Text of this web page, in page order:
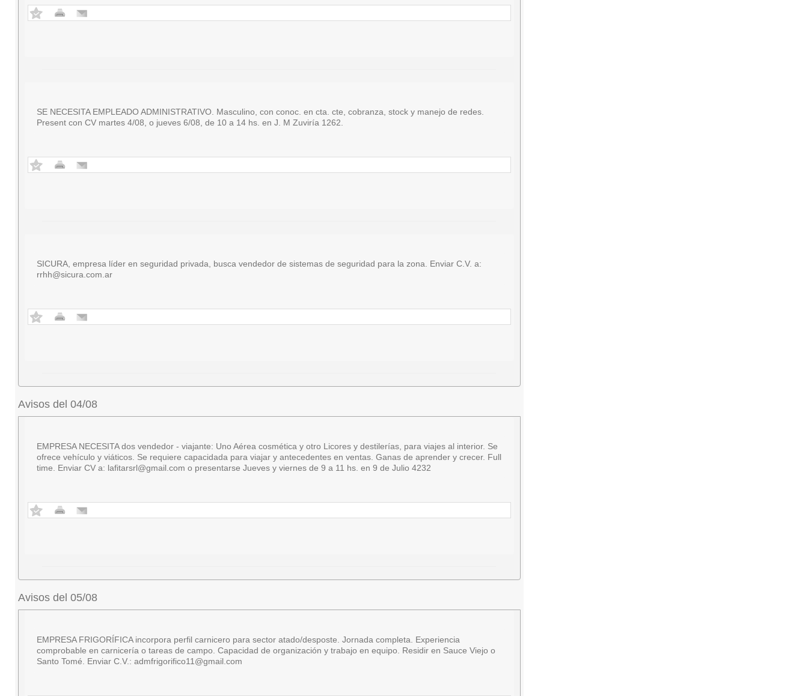
SE NECESITA EMPLEADO ADMINISTRATIVO. Masculino, con conoc. en cta. cte, cobranza, stock y manejo de redes.
Present con CV martes 4/08, o jueves 6/08, de 10 a 14 hs. en J. M Zuviría 1262.
SICURA, empresa líder en seguridad privada, busca vendedor de sistemas de seguridad para la zona. Enviar C.V. a:
rrhh@sicura.com.ar
Avisos del 04/08
EMPRESA NECESITA dos vendedor - viajante: Uno Aérea cosmética y otro Licores y destilerías, para viajes al interior. Se
ofrece vehículo y viáticos. Se requiere capacidada para viajar y antecedentes en ventas. Ganas de aprender y crecer. Full
time. Enviar CV a: lafitarsrl@gmail.com o presentarse Jueves y viernes de 9 a 11 hs. en 9 de Julio 4232
Avisos del 05/08
EMPRESA FRIGORÍFICA incorpora perfil carnicero para sector atado/desposte. Jornada completa. Experiencia
comprobable en carnicería o tareas de campo. Capacidad de organización y trabajo en equipo. Residir en Sauce Viejo o
Santo Tomé. Enviar C.V.: admfrigorifico11@gmail.com